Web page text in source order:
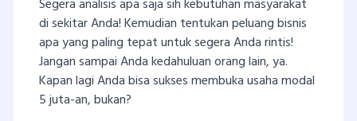
Segera analisis apa saja sih kebutuhan masyarakat
di sekitar Anda! Kemudian tentukan peluang bisnis
apa yang paling tepat untuk segera Anda rintis!
Jangan sampai Anda kedahuluan orang lain, ya.
Kapan lagi Anda bisa sukses membuka usaha modal
5 juta-an, bukan?